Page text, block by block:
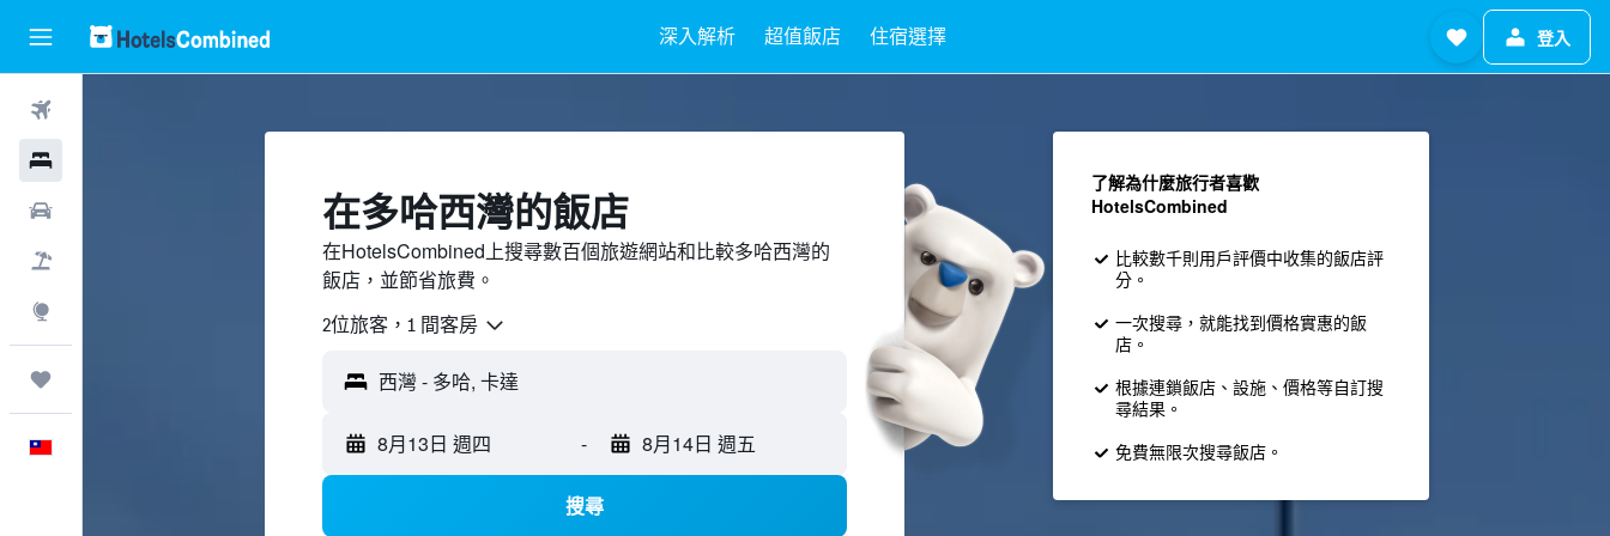
深入解析 超值飯店 住宿選擇 登入
​在多哈西灣​的飯店
在HotelsCombined上搜尋數百個旅遊網站和比較多哈西灣的
飯店，並節省旅費。
2位旅客，1 間客房
西灣 - 多哈, 卡達
8月13日 週四 - 8月14日 週五
搜尋
了解為什麼旅行者喜歡
HotelsCombined
比較數千則用戶評價中收集的飯店評
分。
一次搜尋，就能找到價格實惠的飯
店。
根據連鎖飯店、設施、價格等自訂搜
尋結果。
免費無限次搜尋飯店。